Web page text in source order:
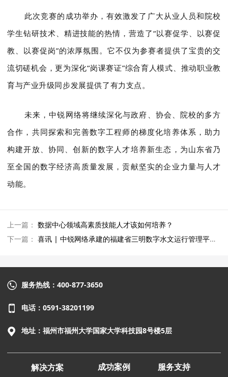
此次竞赛的成功举办，有效激发了广大从业人员和院校
学生钻研技术、精进技能的热情，营造了“以赛促学、以赛促
教、以赛促岗”的浓厚氛围。它不仅为参赛者提供了宝贵的交
流切磋机会，更为深化“岗课赛证”综合育人模式、推动职业教
育与产业升级同步发展提供了有力支点。
未来，中锐网络将继续深化与政府、协会、院校的多方
合作，共同探索和完善数字工程师的梯度化培养体系，助力
构建开放、协同、创新的数字人才培养新生态，为山东省乃
至全国的数字经济高质量发展，贡献坚实的企业力量与人才
动能。
上一篇：数据中心领域高素质技能人才该如何培养？
下一篇：喜讯 | 中锐网络承建的福建省三明数字水文运行管理平台建设项目顺利通过验收！
服务热线：400-877-3650
电话：0591-38201199
地址：福州市福州大学国家大学科技园8号楼5层
解决方案
成功案例
服务支持